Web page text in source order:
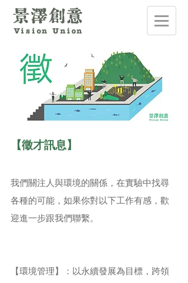
【徵才訊息】
我們關注人與環境的關係，在實驗中找尋
各種的可能，如果你對以下工作有感，歡
迎進一步跟我們聯繫。
【環境管理】：以永續發展為目標，跨領